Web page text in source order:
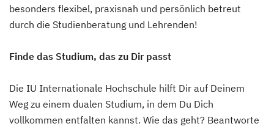
besonders flexibel, praxisnah und persönlich betreut
durch die Studienberatung und Lehrenden!
Finde das Studium, das zu Dir passt
Die IU Internationale Hochschule hilft Dir auf Deinem
Weg zu einem dualen Studium, in dem Du Dich
vollkommen entfalten kannst. Wie das geht? Beantworte